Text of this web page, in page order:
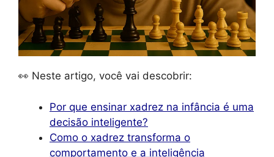
👀 Neste artigo, você vai descobrir:
Por que ensinar xadrez na infância é uma
decisão inteligente?
Como o xadrez transforma o
comportamento e a inteligência